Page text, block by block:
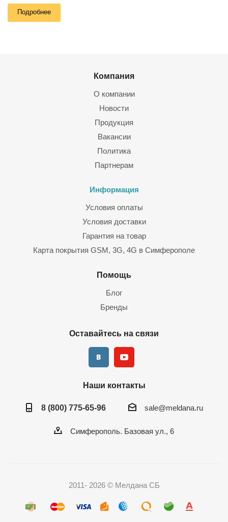
Системная гарантия – 25 лет
оборудования и аксессуаров
Подробнее
Компания
О компании
Новости
Продукция
Вакансии
Политика
Партнерам
Информация
Условия оплаты
Условия доставки
Гарантия на товар
Карта покрытия GSM, 3G, 4G в Симферополе
Помощь
Блог
Бренды
Оставайтесь на связи
Наши контакты
8 (800) 775-65-96 sale@meldana.ru
Симферополь. Базовая ул., 6
2011- 2026 © Мелдана СБ